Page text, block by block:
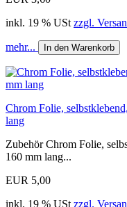
inkl. 19 % USt zzgl.
mehr... In den Warenkorb
Chrom Folie,
lang
Zubehör Chrom Folie,
160 mm lang...
EUR 5,00
inkl. 19 % USt zzgl.